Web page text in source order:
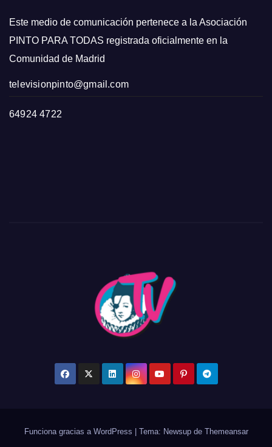
Este medio de comunicación pertenece a la Asociación
PINTO PARA TODAS registrada oficialmente en la
Comunidad de Madrid
televisionpinto@gmail.com
64924 4722
Funciona gracias a WordPress Tema: Newsup de Themeansar